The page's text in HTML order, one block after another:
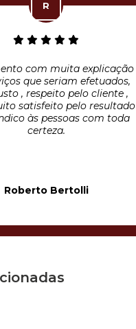
com muita explicação
que seriam efetuados,
, respeito pelo cliente ,
satisfeito pelo resultado
às pessoas com toda
certeza.
Roberto Bertolli